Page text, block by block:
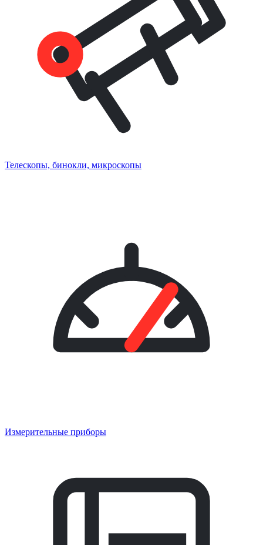
Телескопы, бинокли, микроскопы
Измерительные приборы